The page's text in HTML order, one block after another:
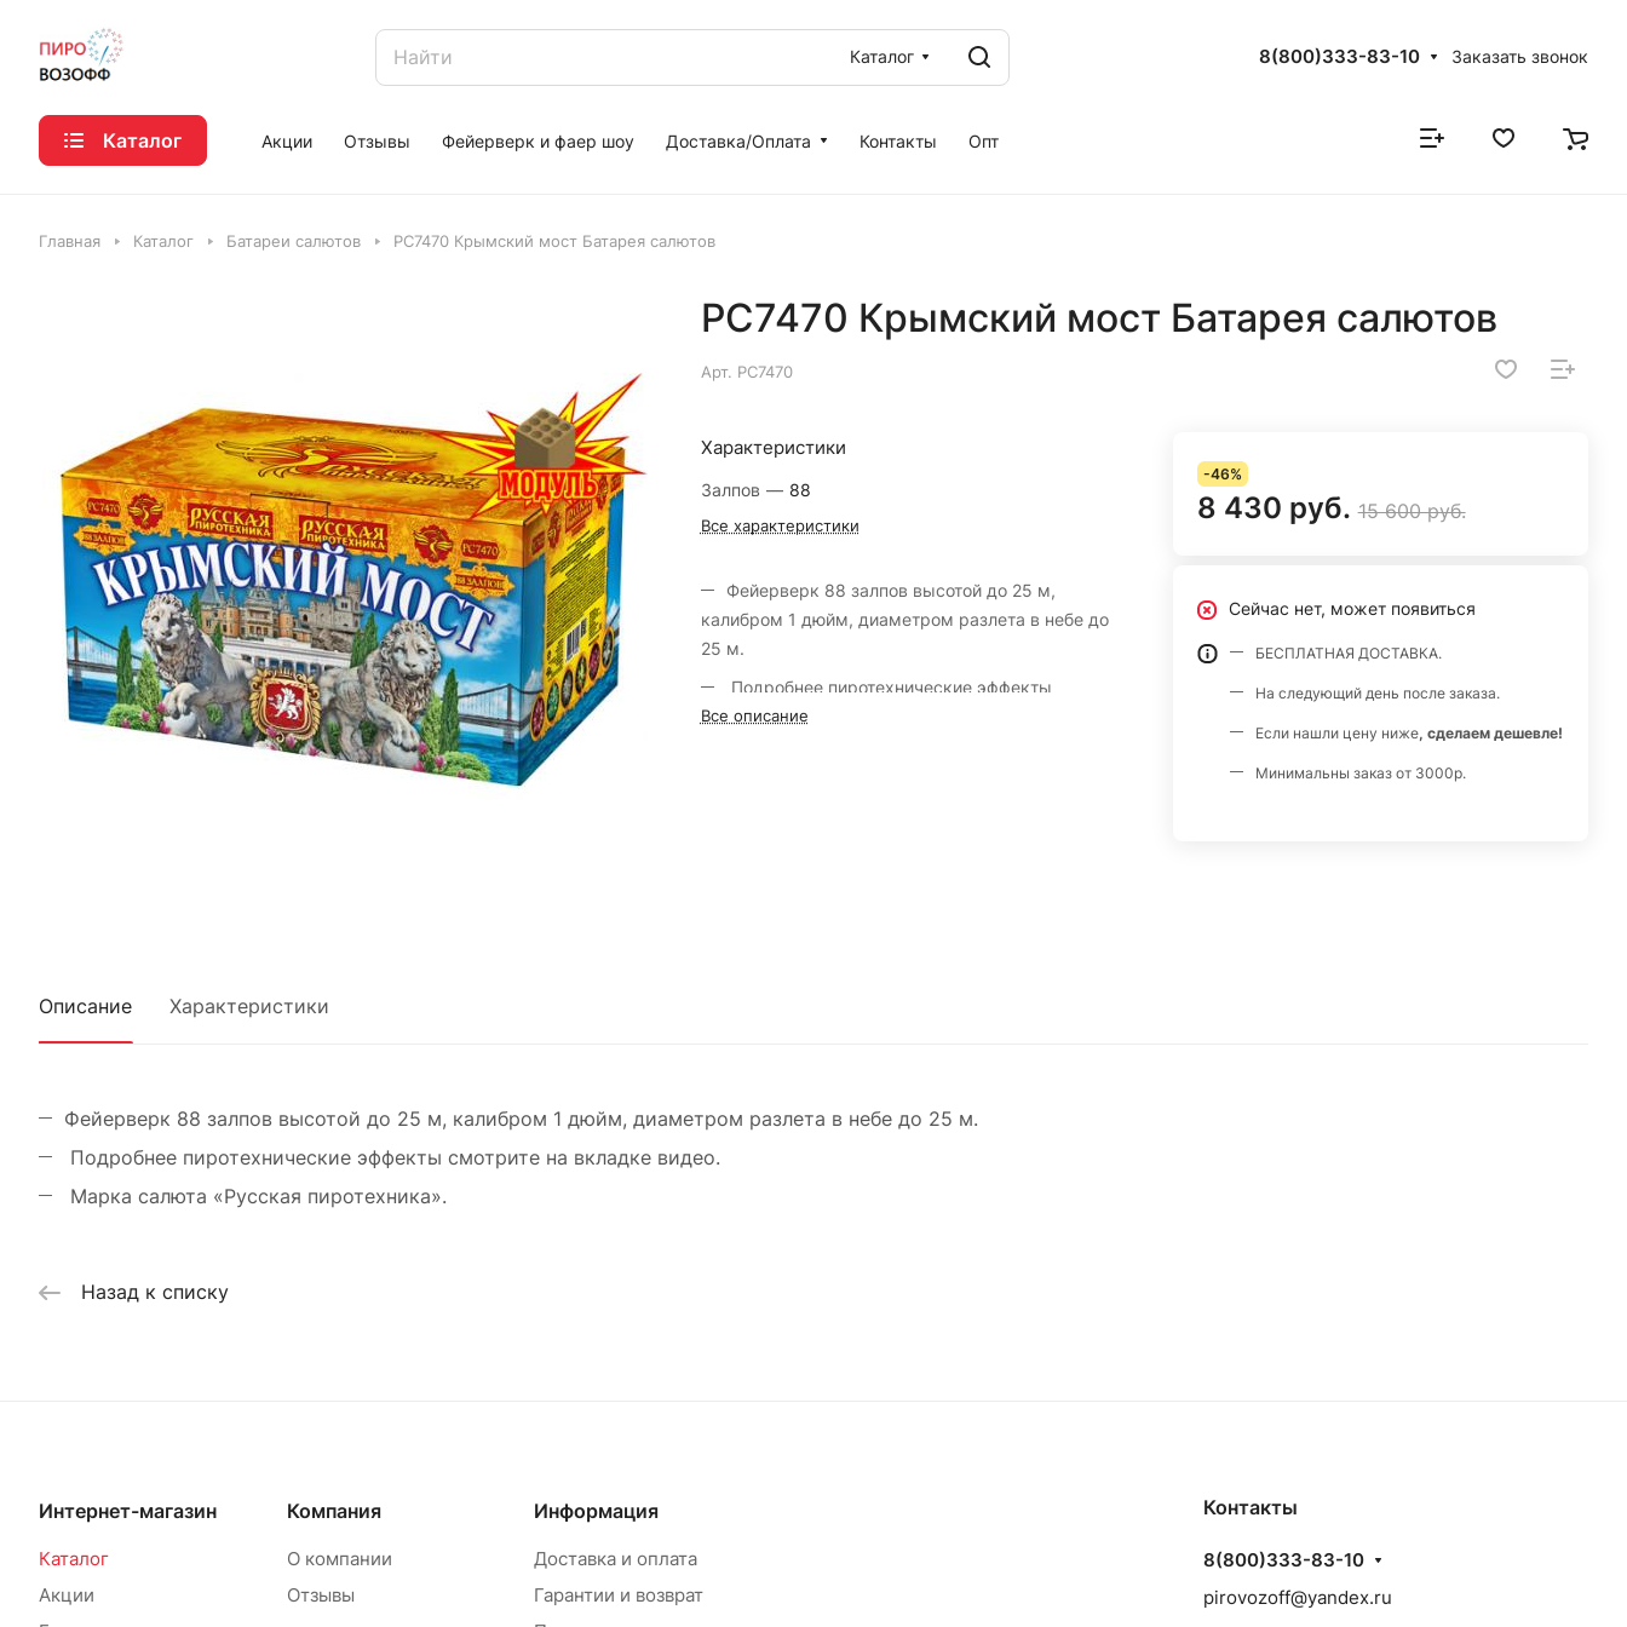
Каталог 8(800)333-83-10 Заказать звонок
Каталог Акции Отзывы Фейерверк и фаер шоу Доставка/Оплата Контакты Опт
Главная Каталог Батареи салютов РС7470 Крымский мост Батарея салютов
РС7470 Крымский мост Батарея салютов
Арт. РС7470
Характеристики
Залпов — 88
Все характеристики
Фейерверк 88 залпов высотой до 25 м,
калибром 1 дюйм, диаметром разлета в небе до
25 м.
смотрите на вкладке видео.
Все описание
-46%
8 430 руб. 15 600 руб.
Сейчас нет, может появиться
БЕСПЛАТНАЯ ДОСТАВКА.
На следующий день после заказа.
Если нашли цену ниже, сделаем дешевле!
Минимальны заказ от 3000р.
Описание Характеристики
Фейерверк 88 залпов высотой до 25 м, калибром 1 дюйм, диаметром разлета в небе до 25 м.
Подробнее пиротехнические эффекты смотрите на вкладке видео.
Марка салюта «Русская пиротехника».
Назад к списку
Интернет-магазин
Каталог
Акции
Компания
О компании
Отзывы
Информация
Доставка и оплата
Гарантии и возврат
Контакты
8(800)333-83-10
pirovozoff@yandex.ru